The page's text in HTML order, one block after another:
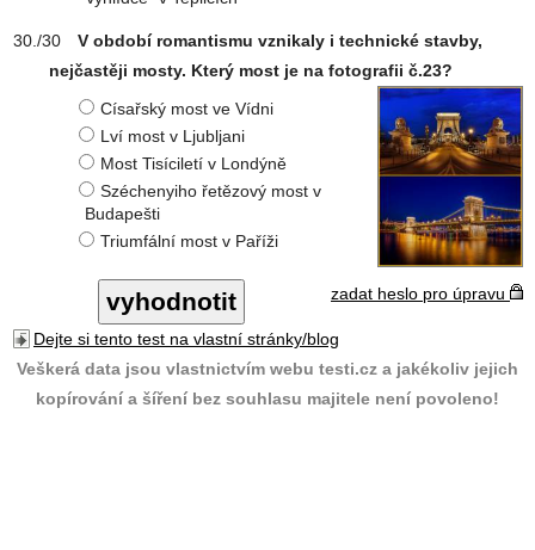
V období romantismu vznikaly i technické stavby,
nejčastěji mosty. Který most je na fotografii č.23?
Císařský most ve Vídni
Lví most v Ljubljani
Most Tisíciletí v Londýně
Széchenyiho řetězový most v
Budapešti
Triumfální most v Paříži
zadat heslo pro úpravu
Dejte si tento test na vlastní stránky/blog
Veškerá data jsou vlastnictvím webu testi.cz a jakékoliv jejich
kopírování a šíření bez souhlasu majitele není povoleno!